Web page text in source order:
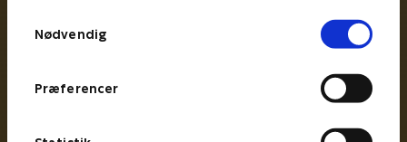
Nødvendig
Præferencer